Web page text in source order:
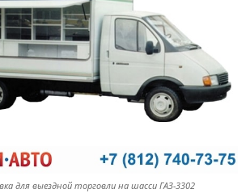
для выездной торговли на шасси ГАЗ-3302